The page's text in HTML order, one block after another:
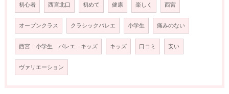
初心者 西宮北口 初めて 健康 楽しく 西宮
オープンクラス クラシックバレエ 小学生 痛みのない
西宮 小学生 バレエ キッズ キッズ 口コミ 安い
ヴァリエーション